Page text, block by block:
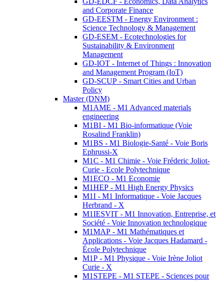
and Corporate Finance
GD-EESTM - Energy Environment :
Science Technology & Management
GD-ESEM - Ecotechnologies for
Sustainability & Environment
Management
GD-IOT - Internet of Things : Innovation
and Management Program (IoT)
GD-SCUP - Smart Cities and Urban
Policy
Master (DNM)
M1AME - M1 Advanced materials
engineering
M1BI - M1 Bio-informatique (Voie
Rosalind Franklin)
M1BS - M1 Biologie-Santé - Voie Boris
Ephrussi-X
M1C - M1 Chimie - Voie Fréderic Joliot-
Curie - Ecole Polytechnique
M1ECO - M1 Economie
M1HEP - M1 High Energy Physics
M1I - M1 Informatique - Voie Jacques
Herbrand - X
M1IESVIT - M1 Innovation, Entreprise, et
Société - Voie Innovation technologique
M1MAP - M1 Mathématiques et
Applications - Voie Jacques Hadamard -
École Polytechnique
M1P - M1 Physique - Voie Irène Joliot
Curie - X
M1STEPE - M1 STEPE - Sciences pour